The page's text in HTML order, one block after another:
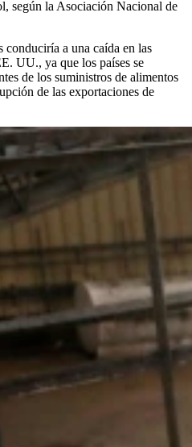
según la Asociación Nacional de
a una caída en las
UU., ya que los países se
de los suministros de alimentos
de las exportaciones de